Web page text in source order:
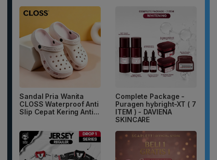
Sandal Pria Wanita
CLOSS Waterproof Anti
Slip Cepat Kering Anti...
Complete Package -
Puragen hybright-XT ( 7
ITEM ) - DAVIENA
SKINCARE